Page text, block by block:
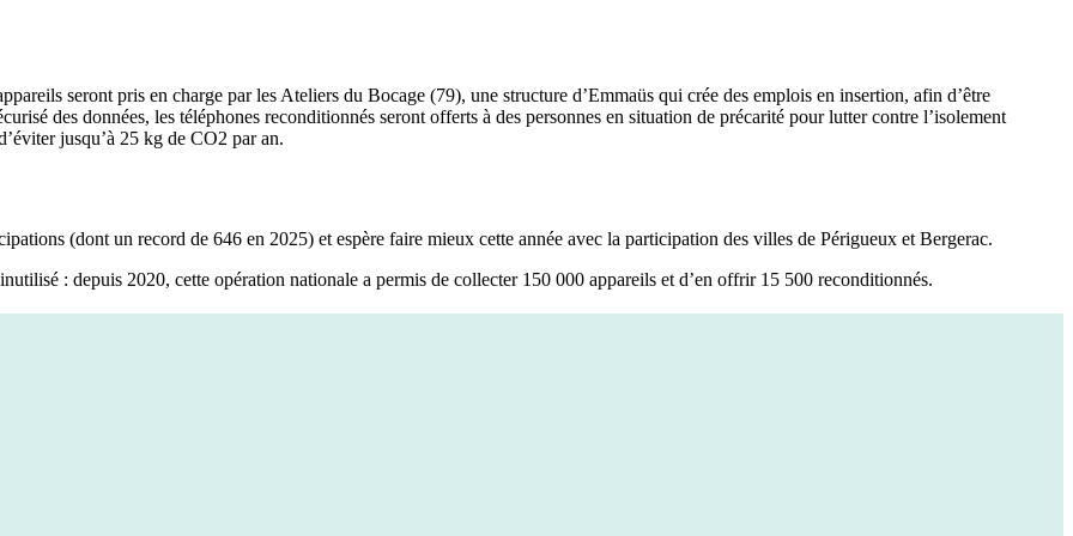
seront pris en charge par les Ateliers du Bocage (79), une structure d’Emmaüs qui crée des emplois en insertion, afin d’être
des données, les téléphones reconditionnés seront offerts à des personnes en situation de précarité pour lutter contre l’isolement
jusqu’à 25 kg de CO2 par an.
(dont un record de 646 en 2025) et espère faire mieux cette année avec la participation des villes de Périgueux et Bergerac.
: depuis 2020, cette opération nationale a permis de collecter 150 000 appareils et d’en offrir 15 500 reconditionnés.